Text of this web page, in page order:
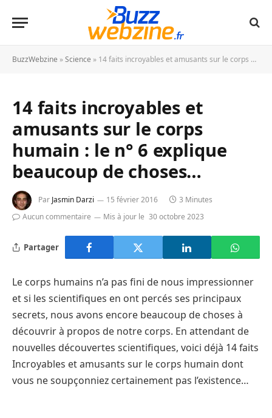
BuzzWebzine »Science » 14 faits incroyables et amusants sur le corps humain : le n° 6 explique beaucoup de choses…
14 faits incroyables et
amusants sur le corps
humain : le n° 6 explique
beaucoup de choses…
Par Jasmin Darzi 15 février 2016
3 Minutes
Aucun commentaire
Mis à jour le 30 octobre 2023
Partager
Le corps humains n’a pas fini de nous impressionner
et si les scientifiques en ont percés ses principaux
secrets, nous avons encore beaucoup de choses à
découvrir à propos de notre corps. En attendant de
nouvelles découvertes scientifiques, voici déjà 14 faits
Incroyables et amusants sur le corps humain dont
vous ne soupçonniez certainement pas l’existence…